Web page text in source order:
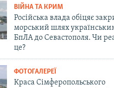
ВІЙНА ТА КРИМ
Російська влада обіцяє
морський шлях
БпЛА до Севастополя. Чи
це?
ФОТОГАЛЕРЕЇ
Краса Сімферопольського